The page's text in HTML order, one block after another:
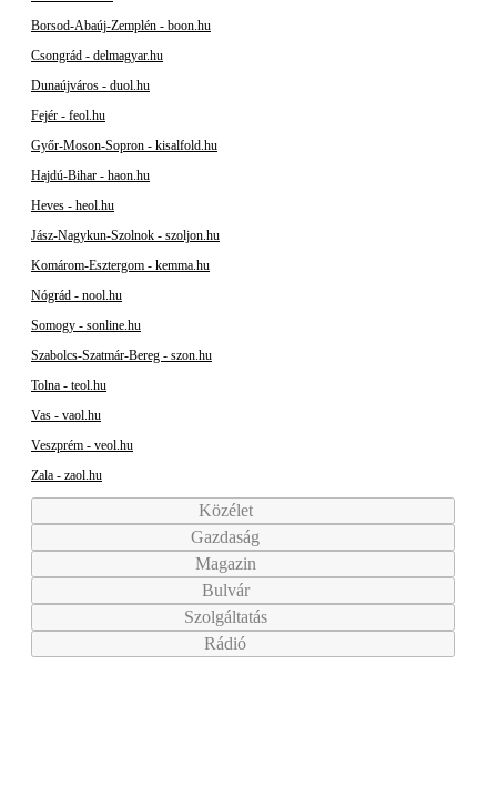
Borsod-Abaúj-Zemplén - boon.hu
Csongrád - delmagyar.hu
Dunaújváros - duol.hu
Fejér - feol.hu
Győr-Moson-Sopron - kisalfold.hu
Hajdú-Bihar - haon.hu
Heves - heol.hu
Jász-Nagykun-Szolnok - szoljon.hu
Komárom-Esztergom - kemma.hu
Nógrád - nool.hu
Somogy - sonline.hu
Szabolcs-Szatmár-Bereg - szon.hu
Tolna - teol.hu
Vas - vaol.hu
Veszprém - veol.hu
Zala - zaol.hu
Közélet
Gazdaság
Magazin
Bulvár
Szolgáltatás
Rádió